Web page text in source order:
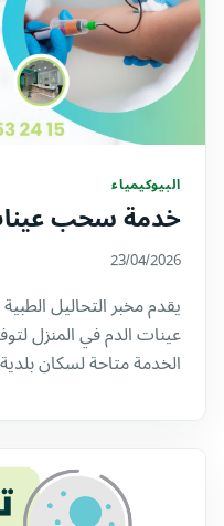
البيوكيمياء
خدمة سحب
23/04/2026
يقدم مخبر التحاليل
عينات الدم في المنزل
الخدمة متاحة لسكان